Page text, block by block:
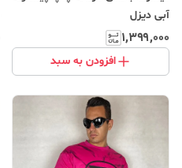
آبی دیزل
۱٬۳۹۹٬۰۰۰
افزودن به سبد